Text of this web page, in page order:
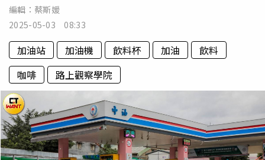
編輯： 蔡斯媛
2025-05-03 08:33
加油站 加油機 飲料杯 加油
飲料
咖啡
路上觀察學院